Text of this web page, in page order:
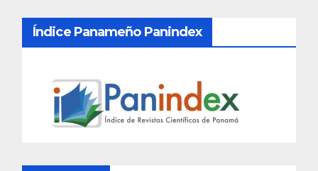
Índice Panameño Panindex